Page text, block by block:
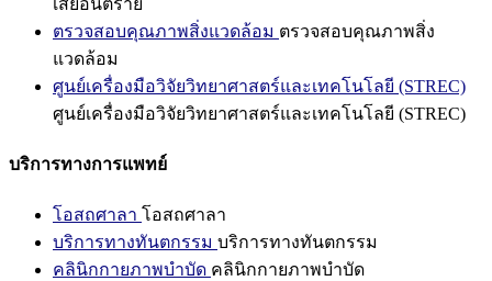
ตรวจสอบคุณภาพสิ่งแวดล้อม ตรวจสอบคุณภาพสิ่ง
แวดล้อม
ศูนย์เครื่องมือวิจัยวิทยาศาสตร์และเทคโนโลยี (STREC)
ศูนย์เครื่องมือวิจัยวิทยาศาสตร์และเทคโนโลยี (STREC)
บริการทางการแพทย์
โอสถศาลา โอสถศาลา
บริการทางทันตกรรม บริการทางทันตกรรม
คลินิกกายภาพบำบัด คลินิกกายภาพบำบัด